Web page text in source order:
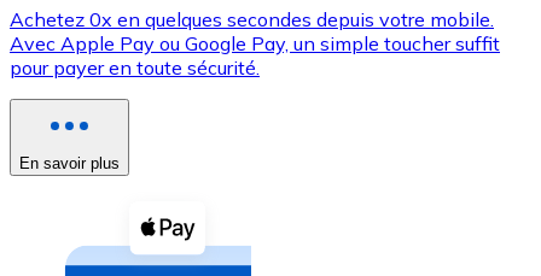
XRP
XRP
Voir toutes
Coupons crypto
Achetez des cryptomonnaies en espèces et d'autres
Achetez 0x en quelques secondes depuis votre mobile.
Avec Apple Pay ou Google Pay, un simple toucher suffit
pour payer en toute sécurité.
En savoir plus